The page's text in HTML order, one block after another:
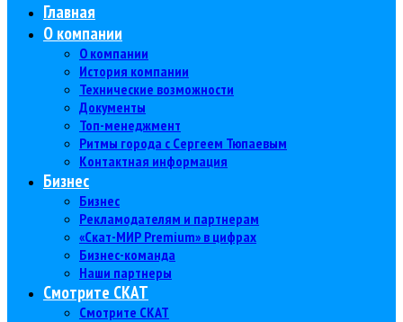
Главная
О компании
О компании
История компании
Технические возможности
Документы
Топ-менеджмент
Ритмы города с Сергеем Тюпаевым
Контактная информация
Бизнес
Бизнес
Рекламодателям и партнерам
«Скат-МИР Premium» в цифрах
Бизнес-команда
Наши партнеры
Смотрите СКАТ
Смотрите СКАТ